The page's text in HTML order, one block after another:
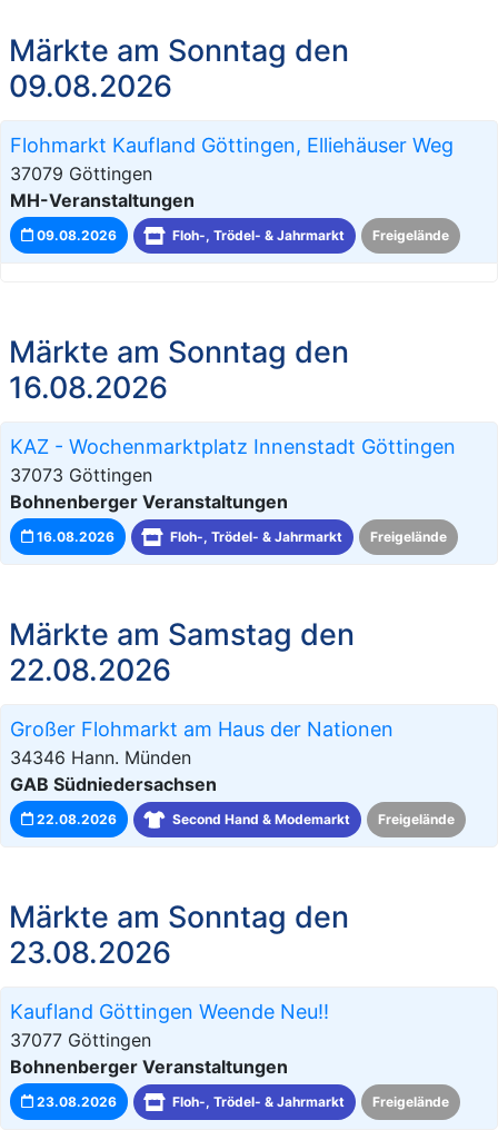
Märkte am Sonntag den
09.08.2026
Flohmarkt Kaufland Göttingen, Elliehäuser Weg
37079 Göttingen
MH-Veranstaltungen
09.08.2026 Floh-, Trödel- & Jahrmarkt Freigelände
Märkte am Sonntag den
16.08.2026
KAZ - Wochenmarktplatz Innenstadt Göttingen
37073 Göttingen
Bohnenberger Veranstaltungen
16.08.2026 Floh-, Trödel- & Jahrmarkt Freigelände
Märkte am Samstag den
22.08.2026
Großer Flohmarkt am Haus der Nationen
34346 Hann. Münden
GAB Südniedersachsen
22.08.2026 Second Hand & Modemarkt Freigelände
Märkte am Sonntag den
23.08.2026
Kaufland Göttingen Weende Neu!!
37077 Göttingen
Bohnenberger Veranstaltungen
23.08.2026 Floh-, Trödel- & Jahrmarkt Freigelände